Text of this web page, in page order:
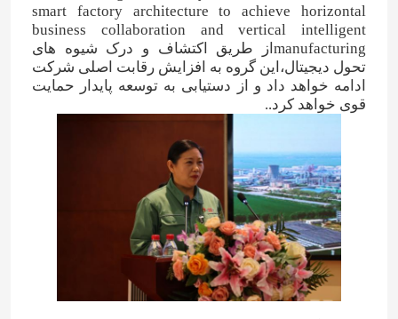
صفحه اصلی
smart factory architecture to achieve horizontal
business collaboration and vertical intelligent
manufacturingاز طریق اکتشاف و درک شیوه های
تحول دیجیتال،این گروه به افزایش رقابت اصلی شرکت
ادامه خواهد داد و از دستیابی به توسعه پایدار حمایت
قوی خواهد کرد..